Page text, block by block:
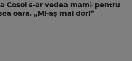
Cosoi s-ar vedea mamǎ pentru
oara. „Mi-aș mai dori”